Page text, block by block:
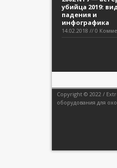
убийца 2019:
падения и
инфографика
14.02.2018 // 0
Copyright © 2022 /
оборудования для